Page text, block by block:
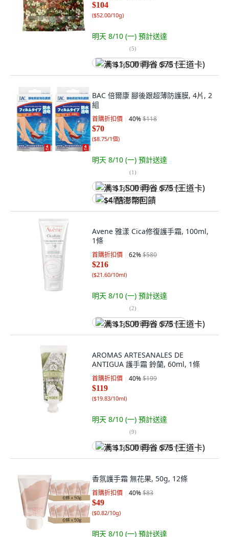
$104
($52.00/10g)
明天 8/10 (一) 預計送達
(5)
满 $1,500 再省 $75 (王道卡)
BAC 倍爾康 腳後跟超薄防護膜, 4片, 2
組
首購折扣價 40%$118
$70
($8.75/1個)
明天 8/10 (一) 預計送達
(1)
满 $1,500 再省 $75 (王道卡)
$4 酷澎幣回饋
Avene 雅漾 Cica修復護手霜, 100ml,
1條
首購折扣價 62%$580
$216
($21.60/10ml)
明天 8/10 (一) 預計送達
(2)
满 $1,500 再省 $75 (王道卡)
AROMAS ARTESANALES DE
ANTIGUA 護手霜 鈴蘭, 60ml, 1條
首購折扣價 40%$199
$119
($19.83/10ml)
明天 8/10 (一) 預計送達
(9)
满 $1,500 再省 $75 (王道卡)
香氛護手霜 無花果, 50g, 12條
首購折扣價 40%$83
$49
($0.82/10g)
明天 8/10 (一) 預計送達